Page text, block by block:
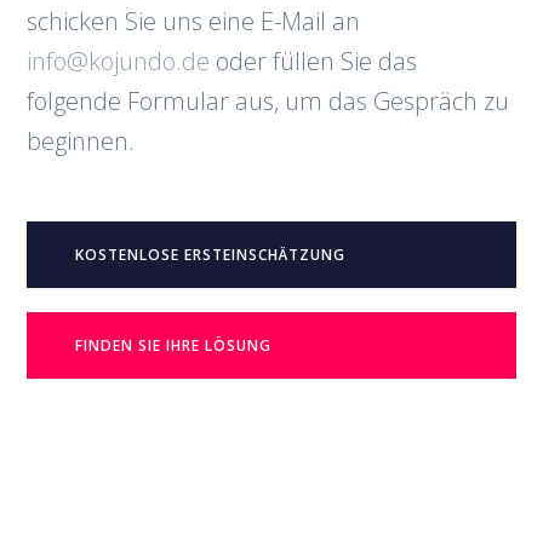
schicken Sie uns eine E-Mail an
info@kojundo.de oder füllen Sie das
folgende Formular aus, um das Gespräch zu
beginnen.
KOSTENLOSE ERSTEINSCHÄTZUNG
FINDEN SIE IHRE LÖSUNG